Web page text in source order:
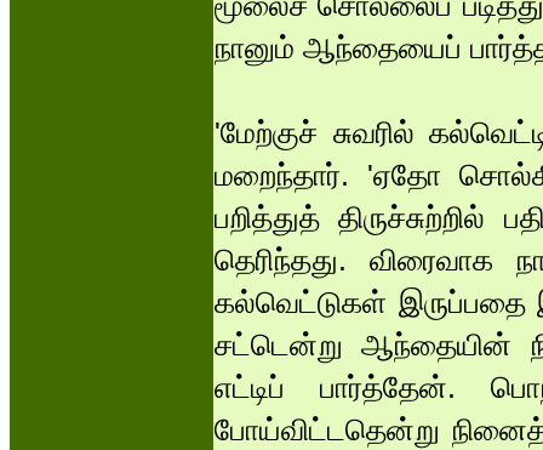
நானும் ஆந்தையைப்
'மேற்குச் சுவரில்
மறைந்தார். 'ஏதோ
பறித்துத் திருச்சுற்றில்
தெரிந்தது. விரைவாக
கல்வெட்டுகள் இருப்பதை
சட்டென்று ஆந்தையின்
எட்டிப் பார்த்தேன்.
போய்விட்டதென்று